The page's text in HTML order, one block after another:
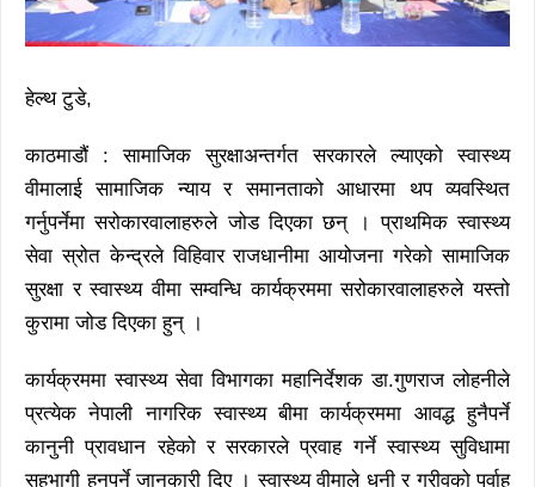
हेल्थ टुडे,
काठमाडौं : सामाजिक सुरक्षाअन्तर्गत सरकारले ल्याएको स्वास्थ्य
वीमालाई सामाजिक न्याय र समानताको आधारमा थप व्यवस्थित
गर्नुपर्नेमा सरोकारवालाहरुले जोड दिएका छन् । प्राथमिक स्वास्थ्य
सेवा स्रोत केन्द्रले विहिवार राजधानीमा आयोजना गरेको सामाजिक
सुरक्षा र स्वास्थ्य वीमा सम्वन्धि कार्यक्रममा सरोकारवालाहरुले यस्तो
कुरामा जोड दिएका हुन् ।
कार्यक्रममा स्वास्थ्य सेवा विभागका महानिर्देशक डा.गुणराज लोहनीले
प्रत्येक नेपाली नागरिक स्वास्थ्य बीमा कार्यक्रममा आवद्ध हुनैपर्ने
कानुनी प्रावधान रहेको र सरकारले प्रवाह गर्ने स्वास्थ्य सुविधामा
सहभागी हुनुपर्ने जानकारी दिए । स्वास्थ्य वीमाले धनी र गरीवको पर्वाह